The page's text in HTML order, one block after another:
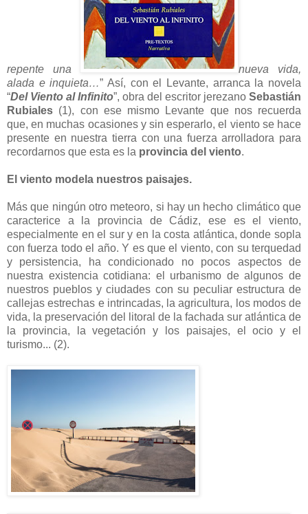
repente una
nueva vida,
alada e inquieta…” Así, con el Levante, arranca la novela
“Del Viento al Infinito”, obra del escritor jerezano Sebastián
Rubiales (1), con ese mismo Levante que nos recuerda
que, en muchas ocasiones y sin esperarlo, el viento se hace
presente en nuestra tierra con una fuerza arrolladora para
recordarnos que esta es la provincia del viento.
El viento modela nuestros paisajes.
Más que ningún otro meteoro, si hay un hecho climático que
caracterice a la provincia de Cádiz, ese es el viento,
especialmente en el sur y en la costa atlántica, donde sopla
con fuerza todo el año. Y es que el viento, con su terquedad
y persistencia, ha condicionado no pocos aspectos de
nuestra existencia cotidiana: el urbanismo de algunos de
nuestros pueblos y ciudades con su peculiar estructura de
callejas estrechas e intrincadas, la agricultura, los modos de
vida, la preservación del litoral de la fachada sur atlántica de
la provincia, la vegetación y los paisajes, el ocio y el
turismo... (2).